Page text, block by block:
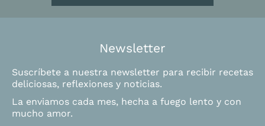
Newsletter
Suscríbete a nuestra newsletter para recibir recetas
deliciosas, reflexiones y noticias.
La enviamos cada mes, hecha a fuego lento y con
mucho amor.